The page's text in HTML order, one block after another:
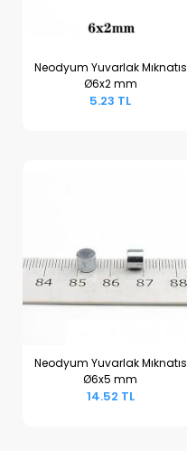
Sepete Ekle
Neodyum Yuvarlak Mıknatıs
Ø6x2 mm
5.23 TL
Sepete Ekle
Neodyum Yuvarlak Mıknatıs
Ø6x5 mm
14.52 TL